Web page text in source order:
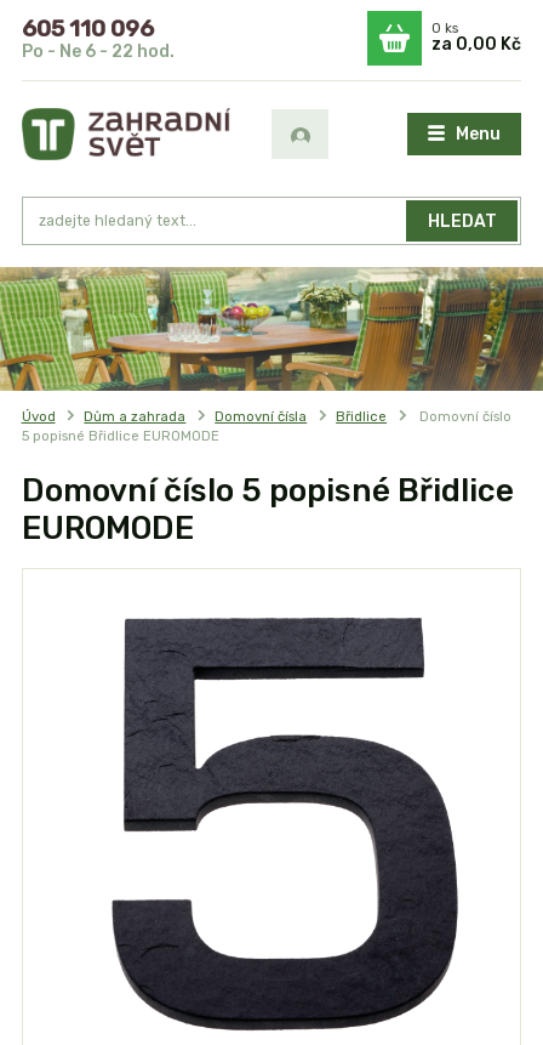
Menu
HLEDAT
605 110 096
Po - Ne 6 - 22 hod.
0ks
za 0,00 Kč
Úvod Dům a zahrada Domovní čísla Břidlice
Domovní číslo
5 popisné Břidlice EUROMODE
Domovní číslo 5 popisné Břidlice
EUROMODE